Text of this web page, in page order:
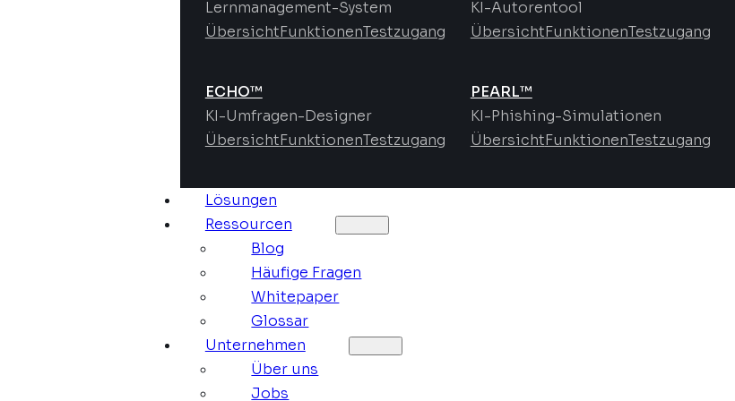
Lernmanagement-System
ÜbersichtFunktionenTestzugang
KI-Autorentool
ÜbersichtFunktionenTestzugang
ECHO™
KI-Umfragen-Designer
ÜbersichtFunktionenTestzugang
PEARL™
KI-Phishing-Simulationen
ÜbersichtFunktionenTestzugang
Lösungen
Ressourcen
Blog
Häufige Fragen
Whitepaper
Glossar
Unternehmen
Über uns
Jobs